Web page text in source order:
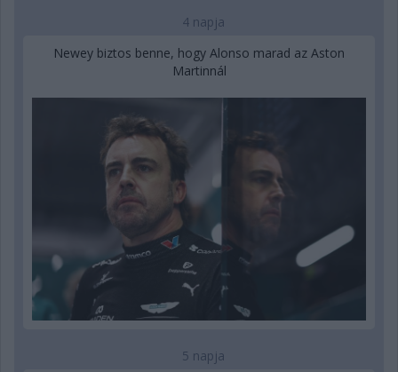
4 napja
Newey biztos benne, hogy Alonso marad az Aston
Martinnál
5 napja